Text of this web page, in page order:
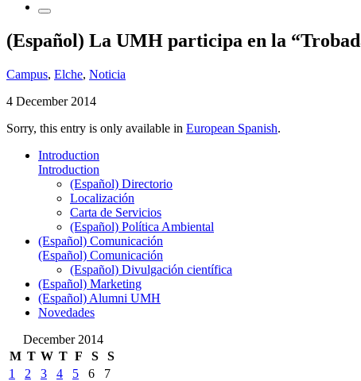
(Español) La UMH participa en la
Campus, Elche, Noticia
4 December 2014
Sorry, this entry is only available in European Spanish.
Introduction
Introduction
(Español) Directorio
Localización
Carta de Servicios
(Español) Política Ambiental
(Español) Comunicación
(Español) Comunicación
(Español) Divulgación científica
(Español) Marketing
(Español) Alumni UMH
Novedades
December 2014
M T W T F S
S
1
2 3 4 5 6
7